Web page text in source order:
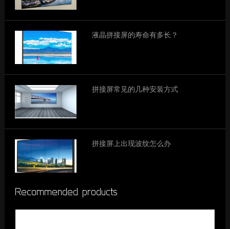
液晶拼接屏的寿命有多长？
拼接屏常见的几种安装方式
拼接屏上出现波纹怎么办
Recommended products